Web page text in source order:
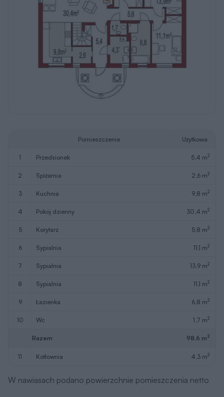
Pomieszczenie Użytkowa
1 przedsionek 5,4 m2
2 spiżarnia 2,6 m2
3 kuchnia 9,8 m2
4 pokój dzienny 30,4 m2
5 korytarz 5,8 m2
6 sypialnia 11,1 m2
7 sypialnia 13,9 m2
8 sypialnia 11,1 m2
9 łazienka 6,8 m2
10 wc 1,7 m2
Razem 98,6 m2
11 kotłownia 4,3 m2
W nawiasach podano powierzchnie pomieszczenia netto